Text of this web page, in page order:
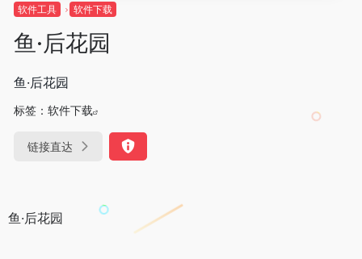
软件工具 软件下载
鱼·后花园
鱼·后花园
标签： 软件下载
链接直达
鱼·后花园